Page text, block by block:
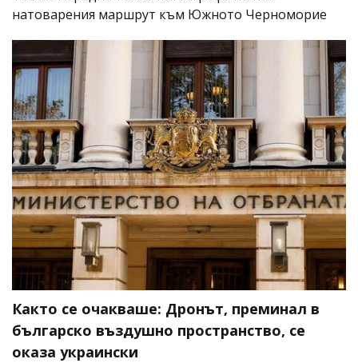
натоварения маршрут към Южното Черноморие
Както се очакваше: Дронът, преминал в
българско въздушно пространство, се
оказа украински